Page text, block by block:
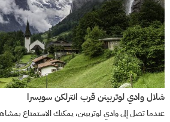
شلال وادي لوتربينن قرب انترلكن سويسرا
عندما تصل إلى وادي لوتربينن، يمكنك الاستمتاع